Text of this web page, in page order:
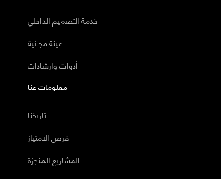
خدمة التصميم الداخلي
عينة مجانية
أدوات وارشادات
معلومات عنا
تاريخنا
فرص الامتياز
المشاريع المنجزة